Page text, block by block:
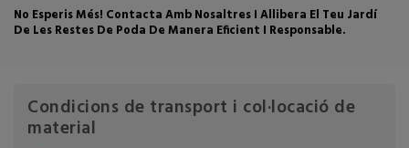
No Esperis Més! Contacta Amb Nosaltres I Allibera El Teu Jardí
De Les Restes De Poda De Manera Eficient I Responsable.
Condicions de transport i col·locació de
material